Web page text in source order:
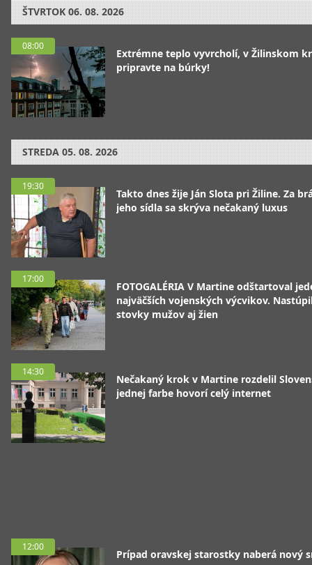
ŠTVRTOK 06. 08. 2026
08:00
Extrémne teplo vyvrcholí, v Žilinskom
pripravte na búrky!
STREDA 05. 08. 2026
19:30
Takto dnes žije Ján Slota pri Žiline. Za
jeho sídla sa skrýva nečakaný luxus
17:00
FOTOGALÉRIA V Martine odštartoval
najväčších vojenských výcvikov.
stovky mužov aj žien
14:30
Nečakaný krok v Martine rozdelil
jednej farbe hovorí celý internet
12:00
Prípad oravskej starostky naberá nový